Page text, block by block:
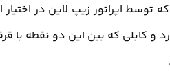
اپراتور زیپ لاین در اختیار
و کابلی که بین این دو نقطه با